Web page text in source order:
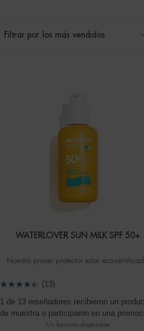
Filtrar por
WATERLOVER SUN MILK SPF 50+
Nuestro primer protector solar eco-
(13)
1 de 13 reseñadores recibieron un
de muestra o participaron en una
Un formato disponible